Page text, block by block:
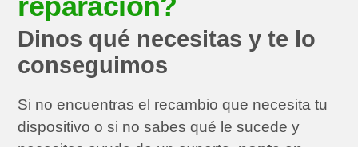
Dinos qué necesitas y te lo
conseguimos
Si no encuentras el recambio que necesita tu
dispositivo o si no sabes qué le sucede y